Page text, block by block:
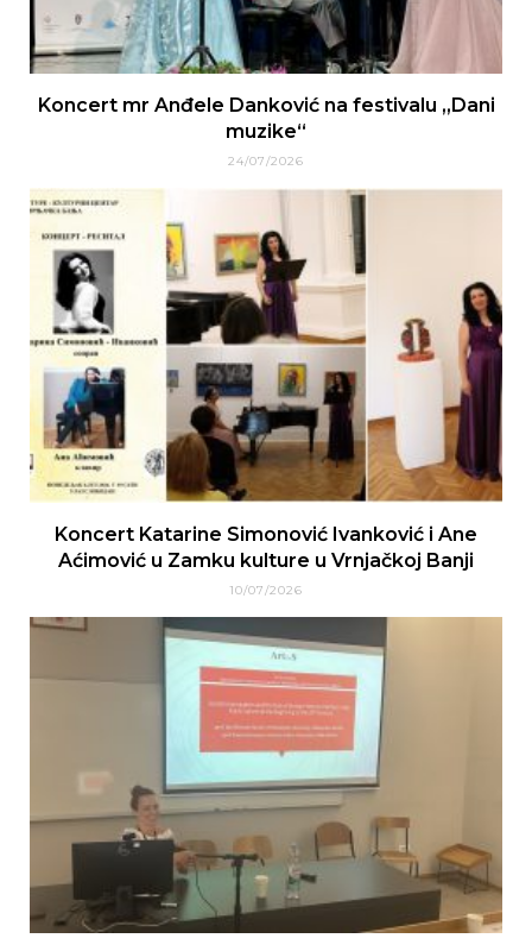
Koncert mr Anđele Danković na festivalu „Dani
muzike“
24/07/2026
Koncert Katarine Simonović Ivanković i Ane
Aćimović u Zamku kulture u Vrnjačkoj Banji
10/07/2026